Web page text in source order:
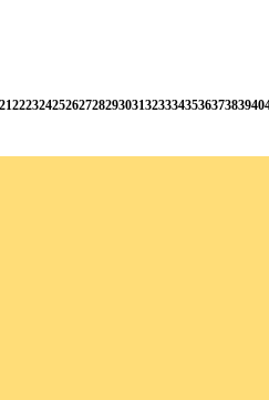
2122232425262728293031323334353637383940